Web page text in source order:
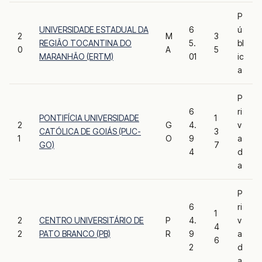
2
0
UNIVERSIDADE ESTADUAL DA
REGIÃO TOCANTINA DO
MARANHÃO (ERTM)
M
A
6
5.
01
3
5
P
ú
bl
ic
a
2
1
PONTIFÍCIA UNIVERSIDADE
CATÓLICA DE GOIÁS (PUC-
GO)
G
O
6
4.
9
4
1
3
7
P
ri
v
a
d
a
2
2
CENTRO UNIVERSITÁRIO DE
PATO BRANCO (PB)
P
R
6
4.
9
2
1
4
6
P
ri
v
a
d